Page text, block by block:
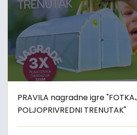
PRAVILA nagradne igre
POLJOPRIVREDNI TRENUTAK"